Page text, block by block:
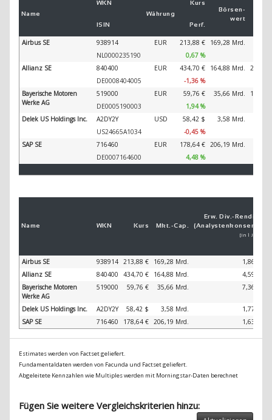
Name
WKN
Währung
Kurs
Börsen­
wert
ISIN
Perf.
Airbus SE 938914 EUR 213,88 € 169,28 Mrd.
NL0000235190
0,67 %
Allianz SE
840400 EUR 434,70 € 164,88 Mrd.
DE0008404005
-1,36 %
Bayerische Motoren
Werke AG
519000 EUR 59,76 € 35,66 Mrd.
DE0005190003
1,94 %
Delek US Holdings Inc.
A2DY2Y USD 58,42 $ 3,58 Mrd.
US24665A1034
-0,45 %
SAP SE
716460 EUR 178,64 € 206,19 Mrd.
DE0007164600
4,48 %
Name WKN Kurs Mkt.-Cap.
Erw. Div.- Ren­di­te
(Analystenkonsens)
[in 1 Jahr]
Airbus SE 938914 213,88 € 169,28 Mrd.
1,86 %
Allianz SE
840400 434,70 € 164,88 Mrd.
4,59 %
Bayerische Motoren
Werke AG
519000 59,76 € 35,66 Mrd. 7,36 %
Delek US Holdings Inc. A2DY2Y 58,42 $ 3,58 Mrd.
1,77 %
SAP SE
716460 178,64 € 206,19 Mrd. 1,63 %
Estimates werden von Factset geliefert.
Fundamentaldaten werden von Facunda und Factset geliefert.
Abgeleitete Kennzahlen wie Multiples werden mit Morningstar-Daten berechnet
Fügen Sie weitere Vergleichskriterien hinzu: